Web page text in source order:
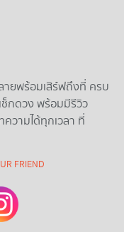
ายพร้อมเสิร์ฟถึงที่ ครบ
ช็กดวง พร้อมมีรีวิว
วามได้ทุกเวลา ที่
FRIEND